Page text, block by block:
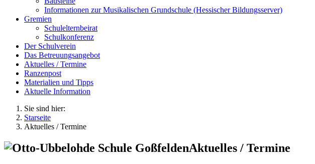
Informationen zur Musikalischen Grundschule (Hessischer Bildungsserver)
Gremien
Schulelternbeirat
Schulkonferenz
Der Schulverein
Das Betreuungsangebot
Aktuelles / Termine
Ranzenpost
Materialien und Tipps
Aktuelle Information
Sie sind hier:
Starseite
Aktuelles / Termine
Aktuelles / Termine